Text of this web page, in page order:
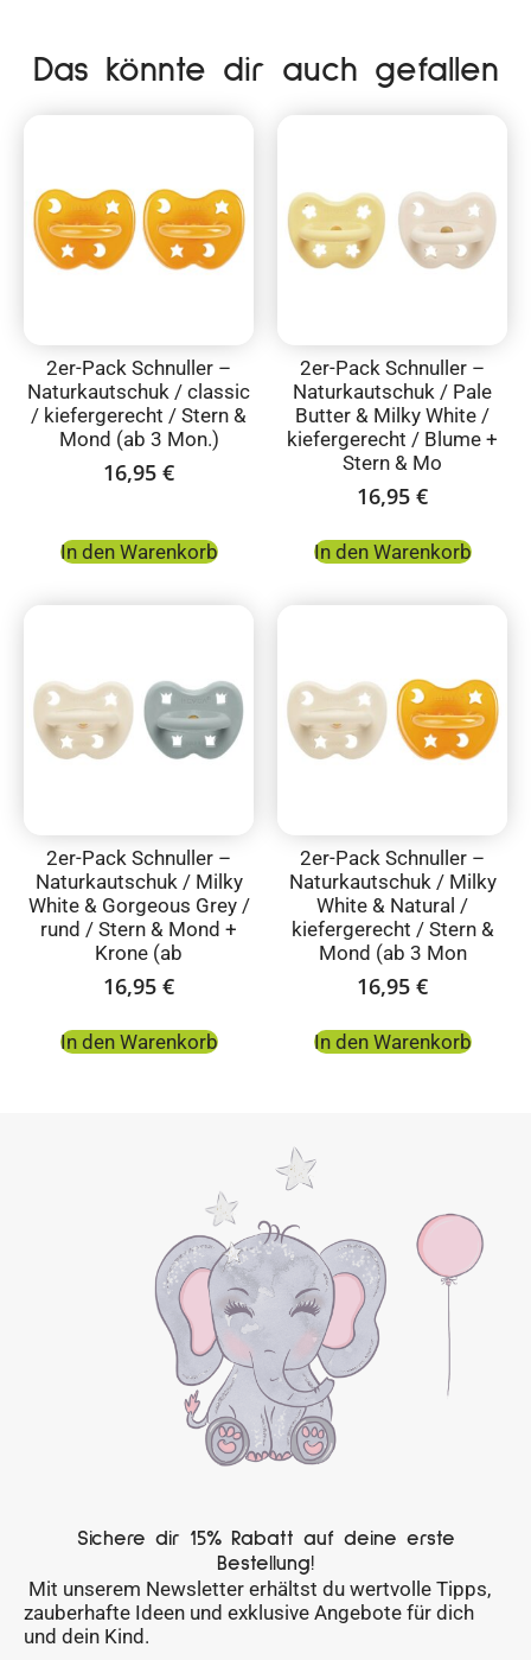
Das könnte dir auch gefallen
2er-Pack Schnuller –
Naturkautschuk / classic
/ kiefergerecht / Stern &
Mond (ab 3 Mon.)
16,95 €
In den Warenkorb
2er-Pack Schnuller –
Naturkautschuk / Pale
Butter & Milky White /
kiefergerecht / Blume +
Stern & Mo
16,95 €
In den Warenkorb
2er-Pack Schnuller –
Naturkautschuk / Milky
White & Gorgeous Grey /
rund / Stern & Mond +
Krone (ab
16,95 €
In den Warenkorb
2er-Pack Schnuller –
Naturkautschuk / Milky
White & Natural /
kiefergerecht / Stern &
Mond (ab 3 Mon
16,95 €
In den Warenkorb
Sichere dir 15% Rabatt auf deine erste
Bestellung!
Mit unserem Newsletter erhältst du wertvolle Tipps,
zauberhafte Ideen und exklusive Angebote für dich
und dein Kind.